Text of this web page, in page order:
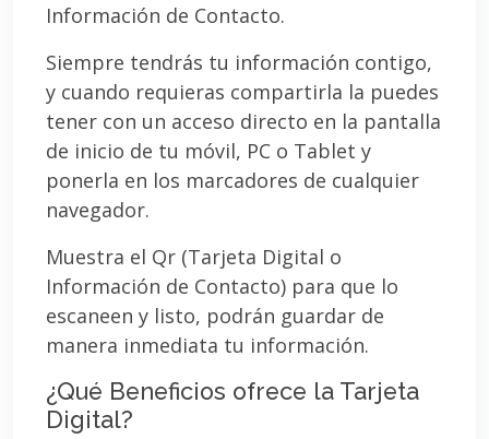
Información de Contacto.
Siempre tendrás tu información contigo,
y cuando requieras compartirla la puedes
tener con un acceso directo en la pantalla
de inicio de tu móvil, PC o Tablet y
ponerla en los marcadores de cualquier
navegador.
Muestra el Qr (Tarjeta Digital o
Información de Contacto) para que lo
escaneen y listo, podrán guardar de
manera inmediata tu información.
¿Qué Beneficios ofrece la Tarjeta
Digital?